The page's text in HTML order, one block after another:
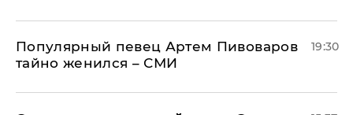
Популярный певец Артем Пивоваров
тайно женился – СМИ
19:30